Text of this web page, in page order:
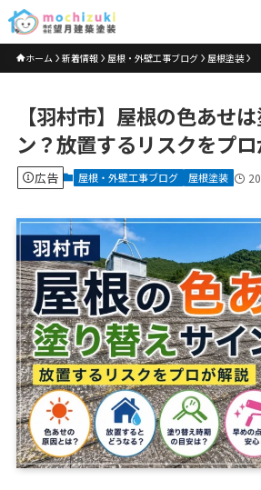
ホーム 新着情報 屋根・外壁工事ブログ 屋根塗装
【羽村市】屋根の色あせ
ン？放置するリスクをプ
広告 屋根・外壁工事ブログ 屋根塗装